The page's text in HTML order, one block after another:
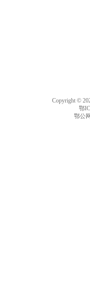
Copyright ©
鄂
鄂公